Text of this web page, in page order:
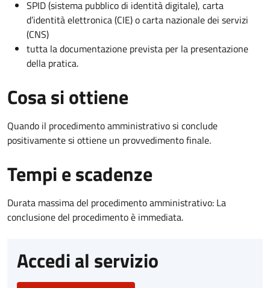
SPID (sistema pubblico di identità digitale), carta
d’identità elettronica (CIE) o carta nazionale dei servizi
(CNS)
tutta la documentazione prevista per la presentazione
della pratica.
Cosa si ottiene
Quando il procedimento amministrativo si conclude
positivamente si ottiene un provvedimento finale.
Tempi e scadenze
Durata massima del procedimento amministrativo: La
conclusione del procedimento è immediata.
Accedi al servizio